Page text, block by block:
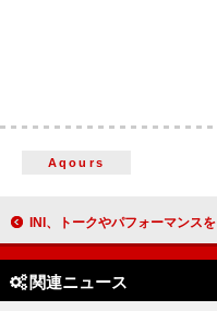
Aqours
INI、トークやパフォーマンスを行う『INIといっしょにこみそか』配信
関連ニュース